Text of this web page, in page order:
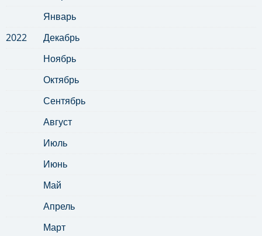
Январь
2022
Декабрь
Ноябрь
Октябрь
Сентябрь
Август
Июль
Июнь
Май
Апрель
Март